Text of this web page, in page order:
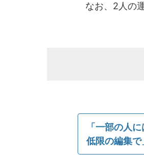
なお、2人の
「一部の人
低限の編集で